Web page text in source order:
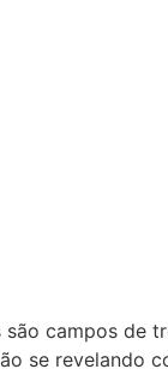
são campos de
se revelando